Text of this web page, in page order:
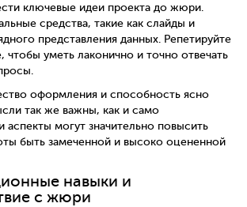
ключевые идеи проекта до жюри.
средства, такие как слайды и
представления данных. Репетируйте
чтобы уметь лаконично и точно отвечать
оформления и способность ясно
так же важны, как и само
аспекты могут значительно повысить
быть замеченной и высоко оцененной
навыки и
с жюри